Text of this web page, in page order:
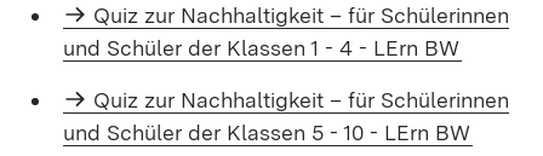
Quiz zur Nachhaltigkeit – für Schülerinnen
und Schüler der Klassen 1 - 4 - LErn BW
Quiz zur Nachhaltigkeit – für Schülerinnen
und Schüler der Klassen 5 - 10 - LErn BW